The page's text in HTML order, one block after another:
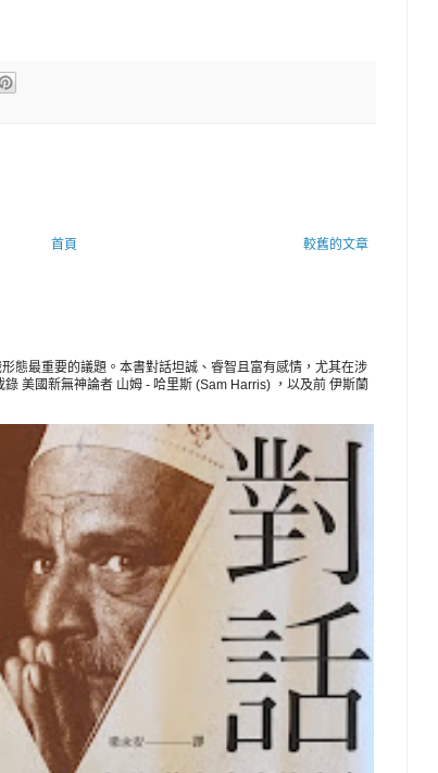
較舊的文章
首頁
態最重要的議題。本書對話坦誠、睿智且富有感情，尤其在涉
美國新無神論者 山姆 - 哈里斯 (Sam Harris) ，以及前 伊斯蘭